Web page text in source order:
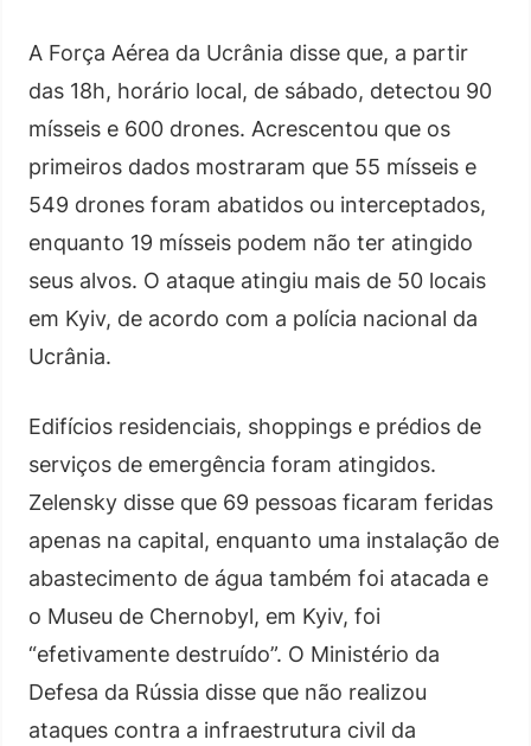
A Força Aérea da Ucrânia disse que, a partir
das 18h, horário local, de sábado, detectou 90
mísseis e 600 drones. Acrescentou que os
primeiros dados mostraram que 55 mísseis e
549 drones foram abatidos ou interceptados,
enquanto 19 mísseis podem não ter atingido
seus alvos. O ataque atingiu mais de 50 locais
em Kyiv, de acordo com a polícia nacional da
Ucrânia.
Edifícios residenciais, shoppings e prédios de
serviços de emergência foram atingidos.
Zelensky disse que 69 pessoas ficaram feridas
apenas na capital, enquanto uma instalação de
abastecimento de água também foi atacada e
o Museu de Chernobyl, em Kyiv, foi
“efetivamente destruído”. O Ministério da
Defesa da Rússia disse que não realizou
ataques contra a infraestrutura civil da